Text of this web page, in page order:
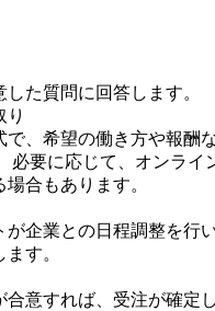
た質問に回答します。
り
で、希望の働き方や報酬
必要に応じて、オンライ
合もあります。
が企業との日程調整を行
す。
合意すれば、受注が確定